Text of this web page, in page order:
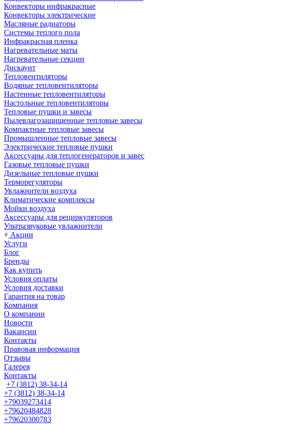
Конвекторы инфракрасные
Конвекторы электрические
Масляные радиаторы
Системы теплого пола
Инфракрасная пленка
Нагревательные маты
Нагревательные секции
Дискаунт
Тепловентиляторы
Водяные тепловентиляторы
Настенные тепловентиляторы
Настольные тепловентиляторы
Тепловые пушки и завесы
Пылевлагозащищенные тепловые завесы
Компактные тепловые завесы
Промышленные тепловые завесы
Электрические тепловые пушки
Аксессуары для теплогенераторов и завес
Газовые тепловые пушки
Дизельные тепловые пушки
Терморегуляторы
Увлажнители воздуха
Климатические комплексы
Мойки воздуха
Аксессуары для рециркуляторов
Ультразвуковые увлажнители
Акции
Услуги
Блог
Бренды
Как купить
Условия оплаты
Условия доставки
Гарантия на товар
Компания
О компании
Новости
Вакансии
Контакты
Правовая информация
Отзывы
Галерея
Контакты
+7 (3812) 38-34-14
+7 (3812) 38-34-14
+79039273414
+79620484828
+79620300783